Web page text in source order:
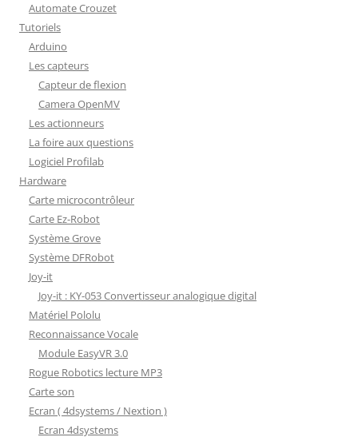
Automate Crouzet
Tutoriels
Arduino
Les capteurs
Capteur de flexion
Camera OpenMV
Les actionneurs
La foire aux questions
Logiciel Profilab
Hardware
Carte microcontrôleur
Carte Ez-Robot
Système Grove
Système DFRobot
Joy-it
Joy-it : KY-053 Convertisseur analogique digital
Matériel Pololu
Reconnaissance Vocale
Module EasyVR 3.0
Rogue Robotics lecture MP3
Carte son
Ecran ( 4dsystems / Nextion )
Ecran 4dsystems